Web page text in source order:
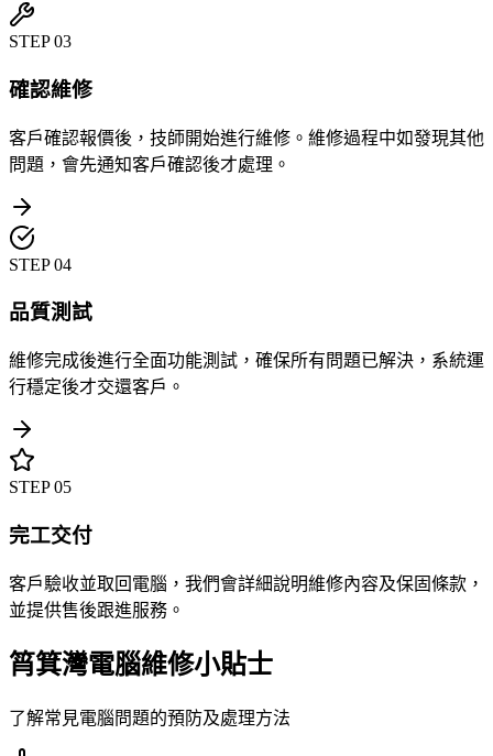
STEP03
確認維修
客戶確認報價後，技師開始進行維修。維修過程中如發現其他
問題，會先通知客戶確認後才處理。
STEP04
品質測試
維修完成後進行全面功能測試，確保所有問題已解決，系統運
行穩定後才交還客戶。
STEP05
完工交付
客戶驗收並取回電腦，我們會詳細說明維修內容及保固條款，
並提供售後跟進服務。
筲箕灣電腦維修小貼士
了解常見電腦問題的預防及處理方法